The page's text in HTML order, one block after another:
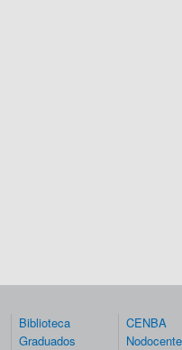
Biblioteca
Graduados
CENBA